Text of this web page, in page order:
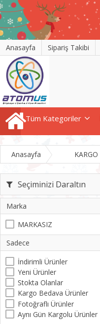
Anasayfa Sipariş Takibi
Tüm Kategoriler
Anasayfa KARGO
Seçiminizi Daraltın
Marka
MARKASIZ
Sadece
İndirimli Ürünler
Yeni Ürünler
Stokta Olanlar
Kargo Bedava Ürünler
Fotoğraflı Ürünler
Aynı Gün Kargolu Ürünler